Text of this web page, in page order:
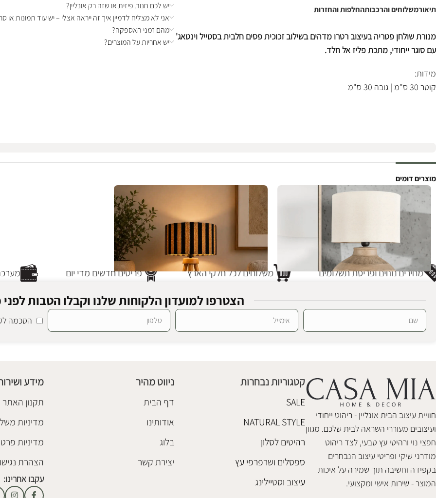
תיאורמשלוחים והרכבותהחלפות והחזרות
מנורת שולחן פטריה בעיצוב רטרו מדהים בשילוב זכוכית פסים חלבית בסטייל וינטאג'
עם סוגר ייחודי, מתכת פליז אל חלד.
מידות:
קוטר 30 ס"מ | גובה 30 ס"מ
יש לכם חנות פיזית או שזה רק אונליין?
אני לא מצליח לדמיין איך זה ייראה אצלי – יש עוד תמונות או
מהם זמני האספקה?
יש אחריות על המוצרים?
מוצרים דומים
₪ 690
הוספה לסל
₪480
פריטים חדשים מדי יום משלוחים לכל חלקי הארץ מחירים נוחים ופריסת תשלומים
הצטרפו למועדון הלקוחות שלנו וקבלו הטבות
הסכמה
חוויית עיצוב הבית אונליין - ריהוט ייחודי
ועיצובים מעוררי השראה לבית שלכם. מגוון
חפצי נוי ורהיטי עץ טבעי, לצד ריהוט
מודרני שיקי ופריטי עיצוב הנבחרים
בקפידה וחשיבה תוך שמירה על איכות
המוצר - שירות אישי ומקצועי.
קטגוריות נבחרות
SALE
NATURAL STYLE
רהיטים לסלון
ספסלים ושרפרפי עץ
עיצוב וסטיילינג
ניווט מהיר
דף הבית
אודותינו
בלוג
יצירת קשר
מידע
תקנון האתר
מדיניות
מדיניות
הצהרת
עקבו אחרינו: